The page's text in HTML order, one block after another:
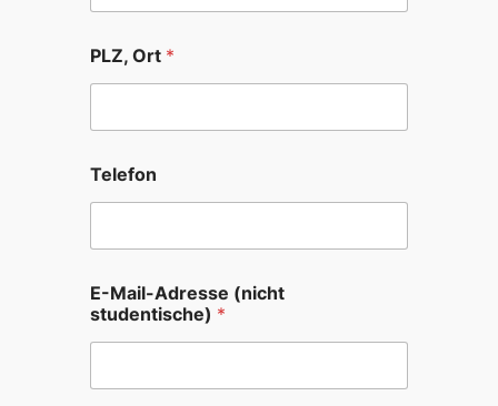
PLZ, Ort *
(
n
t
*
Telefon
E-Mail-Adresse (nicht
studentische) *